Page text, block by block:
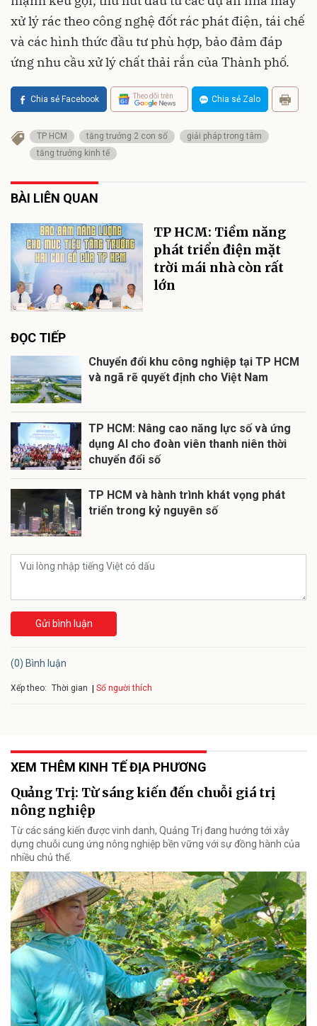
xử lý rác theo công nghệ đốt rác phát điện, tái chế
và các hình thức đầu tư phù hợp, bảo đảm đáp
ứng nhu cầu xử lý chất thải rắn của Thành phố.
Chia sẻ Facebook Theo dõi trên Chia sẻ Zalo
TP HCM tăng trưởng 2 con số
giải pháp trong tâm
tăng trưởng kinh tế
BÀI LIÊN QUAN
TP HCM: Tiềm năng
phát triển điện mặt
trời mái nhà còn rất
lớn
ĐỌC TIẾP
Chuyển đổi khu công nghiệp tại TP HCM
và ngã rẽ quyết định cho Việt Nam
TP HCM: Nâng cao năng lực số và ứng
dụng AI cho đoàn viên thanh niên thời
chuyển đổi số
TP HCM và hành trình khát vọng phát
triển trong kỷ nguyên số
Gửi bình luận
(0) Bình luận
Xếp theo: Thời gian Số người thích
XEM THÊM KINH TẾ ĐỊA PHƯƠNG
Quảng Trị: Từ sáng kiến đến chuỗi giá trị
nông nghiệp
Từ các sáng kiến được vinh danh, Quảng Trị đang hướng tới xây
dựng chuỗi cung ứng nông nghiệp bền vững với sự đồng hành của
nhiều chủ thể.